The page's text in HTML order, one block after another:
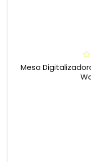
Mesa